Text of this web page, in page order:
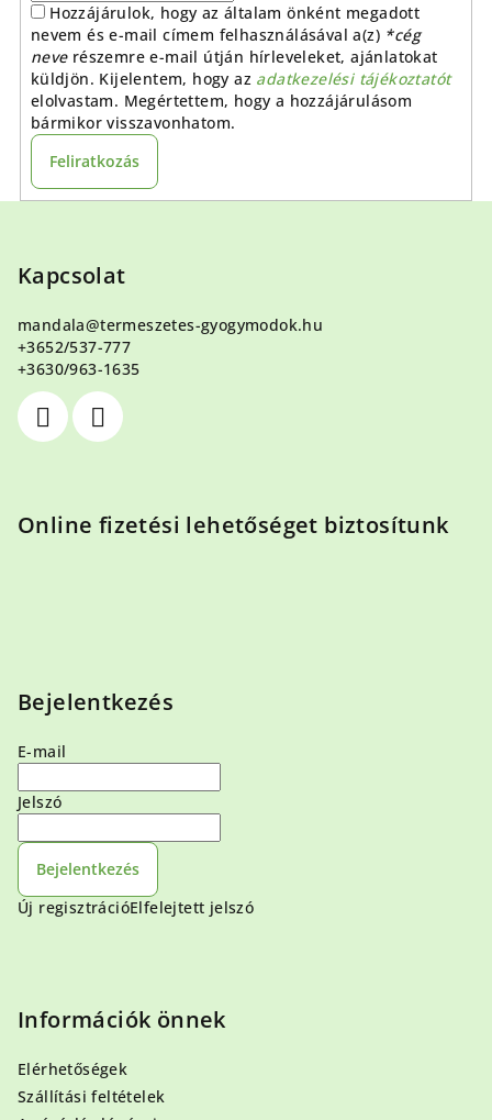
Hozzájárulok, hogy az általam önként megadott
nevem és e-mail címem felhasználásával a(z) *cég
neverészemre e-mail útján hírleveleket, ajánlatokat
küldjön. Kijelentem, hogy az adatkezelési tájékoztatót
elolvastam. Megértettem, hogy a hozzájárulásom
bármikor visszavonhatom.
Feliratkozás
Kapcsolat
mandala@termeszetes-gyogymodok.hu
+3652/537-777
+3630/963-1635
Online fizetési lehetőséget biztosítunk
Bejelentkezés
E-mail
Jelszó
Bejelentkezés
Új regisztrációElfelejtett jelszó
Információk önnek
Elérhetőségek
Szállítási feltételek